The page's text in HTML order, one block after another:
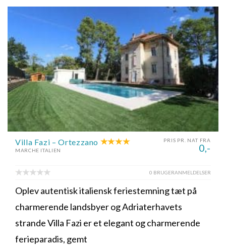
PRIS PR. NAT FRA
0,-
Villa Fazi – Ortezzano
MARCHE ITALIEN
0 BRUGERANMELDELSER
Oplev autentisk italiensk feriestemning tæt på
charmerende landsbyer og Adriaterhavets
strande Villa Fazi er et elegant og charmerende
ferieparadis, gemt